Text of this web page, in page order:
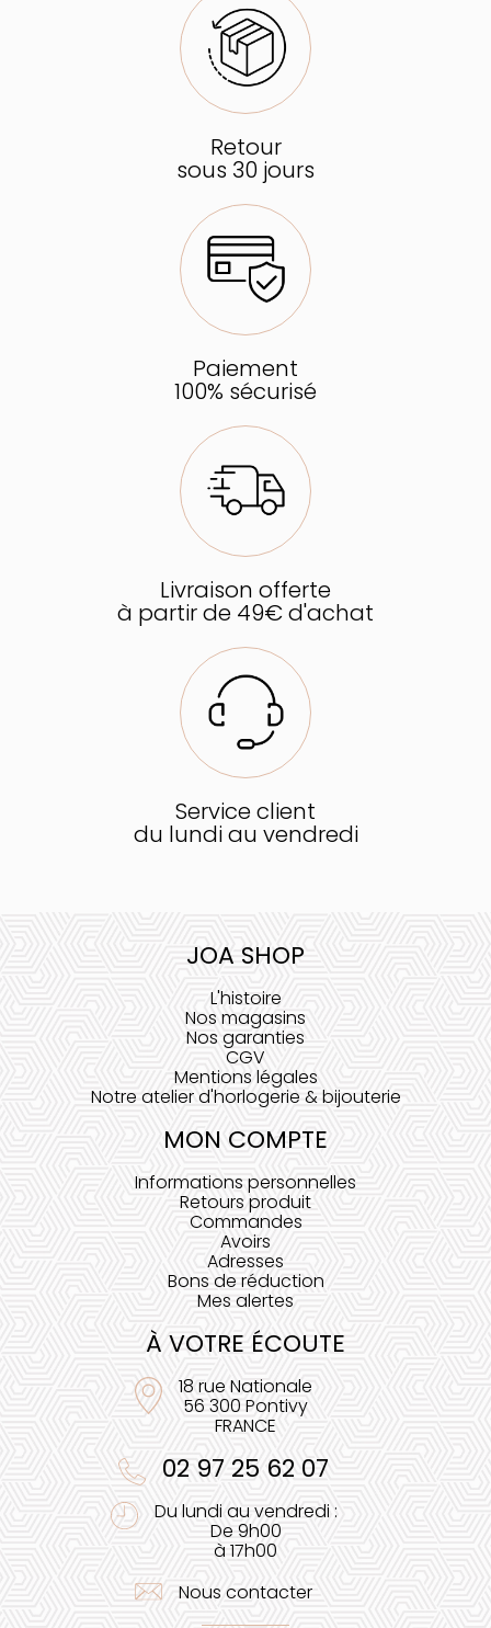
Retour
sous 30 jours
Paiement
100% sécurisé
Livraison offerte
à partir de 49€ d'achat
Service client
du lundi au vendredi
JOA SHOP
L'histoire
Nos magasins
Nos garanties
CGV
Mentions légales
Notre atelier d'horlogerie & bijouterie
MON COMPTE
Informations personnelles
Retours produit
Commandes
Avoirs
Adresses
Bons de réduction
Mes alertes
À VOTRE ÉCOUTE
18 rue Nationale
56 300 Pontivy
FRANCE
02 97 25 62 07
Du lundi au vendredi :
De 9h00
à 17h00
Nous contacter